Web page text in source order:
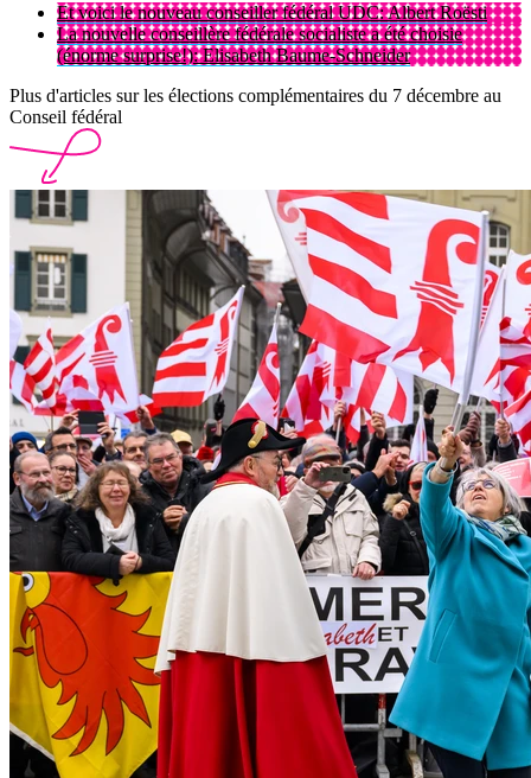
Et voici le nouveau conseiller fédéral UDC: Albert Roësti
La nouvelle conseillère fédérale socialiste a été choisie
(énorme surprise!): Elisabeth Baume-Schneider
Plus d'articles sur les élections complémentaires du 7 décembre au
Conseil fédéral